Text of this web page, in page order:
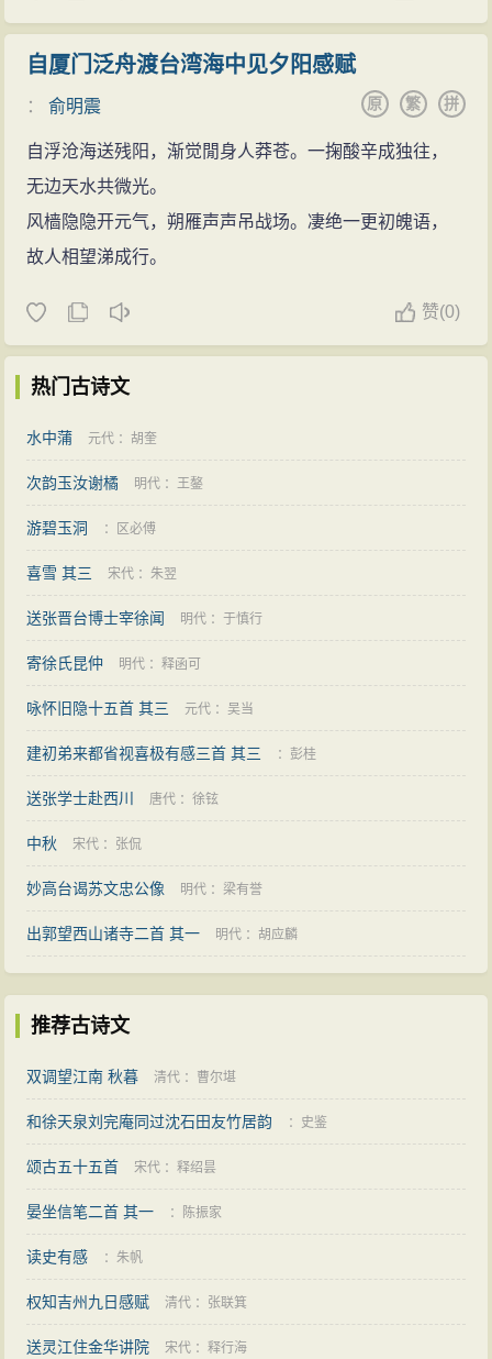
自厦门泛舟渡台湾海中见夕阳感赋
：俞明震 拼
繁
原
自浮沧海送残阳，渐觉閒身人莽苍。一掬酸辛成独往，
无边天水共微光。
风樯隐隐开元气，朔雁声声吊战场。凄绝一更初魄语，
故人相望涕成行。
赞(0)
热门古诗文
水中蒲 元代 ：胡奎
次韵玉汝谢橘 明代 ：王鏊
游碧玉洞 ： 区必傅
喜雪 其三 宋代 ：朱翌
送张晋台博士宰徐闻 明代 ：于慎行
寄徐氏昆仲 明代 ：释函可
咏怀旧隐十五首 其三 元代 ：吴当
建初弟来都省视喜极有感三首 其三 ： 彭桂
送张学士赴西川 唐代 ：徐铉
中秋 宋代 ： 张侃
妙高台谒苏文忠公像 明代 ： 梁有誉
出郭望西山诸寺二首 其一 明代 ：胡应麟
推荐古诗文
双调望江南 秋暮 清代 ： 曹尔堪
和徐天泉刘完庵同过沈石田友竹居韵 ： 史鉴
颂古五十五首 宋代 ：释绍昙
晏坐信笔二首 其一 ： 陈振家
读史有感 ：朱帆
权知吉州九日感赋 清代 ： 张联箕
送灵江住金华讲院 宋代 ：释行海